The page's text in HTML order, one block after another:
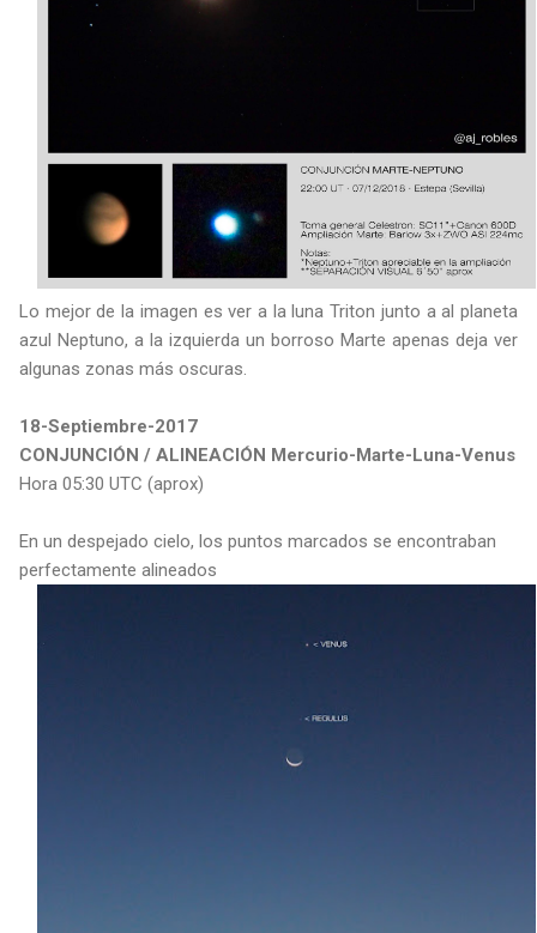
Lo mejor de la imagen es ver a la luna Triton junto a al planeta
azul Neptuno, a la izquierda un borroso Marte apenas deja ver
algunas zonas más oscuras.
18-Septiembre-2017
CONJUNCIÓN / ALINEACIÓN Mercurio-Marte-Luna-Venus
Hora 05:30 UTC (aprox)
En un despejado cielo, los puntos marcados se encontraban
perfectamente alineados